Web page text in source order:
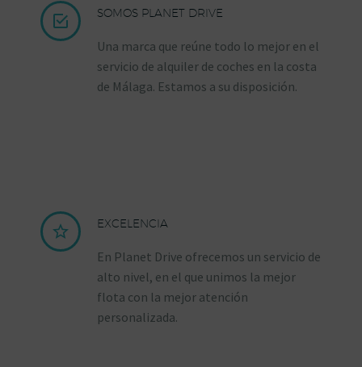

 SOMOS PLANET DRIVE
Una marca que reúne todo lo mejor en el
servicio de alquiler de coches en la costa
de Málaga. Estamos a su disposición.

 EXCELENCIA
En Planet Drive ofrecemos un servicio de
alto nivel, en el que unimos la mejor
flota con la mejor atención
personalizada.